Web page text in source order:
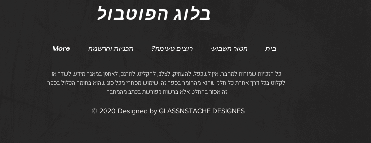
בלוג הפוטבול
בית הטור השבועי רוצים טעימה? תכניות והרשמה More
כל הזכויות שמורות למחבר.אין לשכפל, להעתיק, לצלם, להקליט, לתרגם, לאחסן במאגר מידע, לשדר או
לקלוט בכל דרך אחרת כל חלק שהוא מהחומר בספר זה. שימוש מסחרי מכל סוג שהוא בחומר הכלול בספר
זה אסור בהחלט אלא ברשות מפורשת בכתב מהמחבר.
© 2020 Designed by GLASSNSTACHE DESIGNES